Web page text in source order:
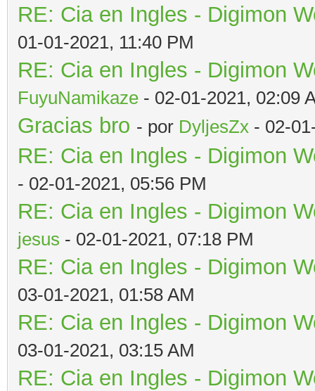
RE: Cia en Ingles - Digimon
01-01-2021, 11:40 PM
RE: Cia en Ingles - Digimon
FuyuNamikaze - 02-01-2021, 02:09
Gracias bro - por DyljesZx - 02-
RE: Cia en Ingles - Digimon
- 02-01-2021, 05:56 PM
RE: Cia en Ingles - Digimon
jesus - 02-01-2021, 07:18 PM
RE: Cia en Ingles - Digimon
03-01-2021, 01:58 AM
RE: Cia en Ingles - Digimon
03-01-2021, 03:15 AM
RE: Cia en Ingles - Digimon